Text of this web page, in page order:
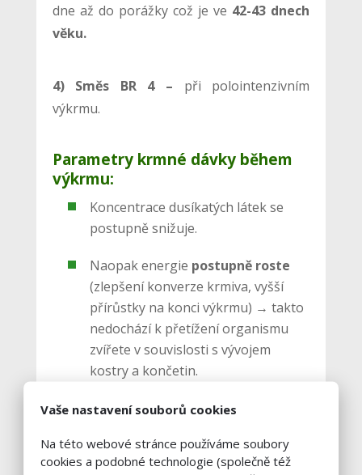
dne až do porážky což je ve 42-43 dnech
věku.
4) Směs BR 4 – při polointenzivním
výkrmu.
Parametry krmné dávky během
výkrmu:
Koncentrace dusíkatých látek se
postupně snižuje.
Naopak energie postupně roste
(zlepšení konverze krmiva, vyšší
přírůstky na konci výkrmu) → takto
nedochází k přetížení organismu
zvířete v souvislosti s vývojem
kostry a končetin.
Řízená výživa má vliv i na pozitivní
vstřebávání živin.
Vaše nastavení souborů cookies
Na této webové stránce používáme soubory
cookies a podobné technologie (společně též